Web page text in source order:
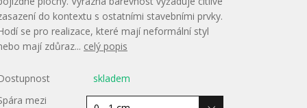
do kontextu s ostatními stavebními prvky.
se pro realizace, které mají neformální styl
mají zdůraz... celý popis
skladem
mezi